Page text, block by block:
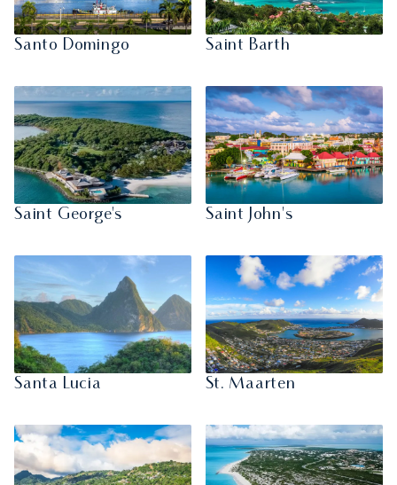
Santo Domingo Saint Barth
Saint George's Saint John's
Santa Lucia St. Maarten